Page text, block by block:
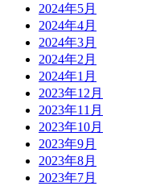
2024年5月
2024年4月
2024年3月
2024年2月
2024年1月
2023年12月
2023年11月
2023年10月
2023年9月
2023年8月
2023年7月